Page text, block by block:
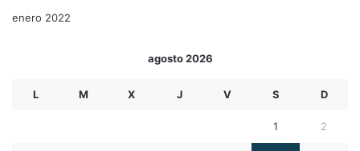
enero 2022
agosto 2026
L M X J V S D
1 2